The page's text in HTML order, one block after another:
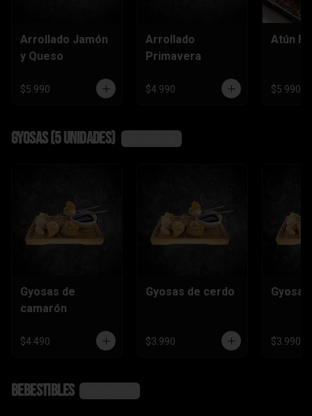
Arrollado Jamón
y Queso
$5.990
Arrollado
Primavera
$4.990
Atún
$5.990
Gyosas (5 unidades)
Gyosas de
camarón
$4.490
Gyosas de cerdo
$3.990 $3.990
Bebestibles